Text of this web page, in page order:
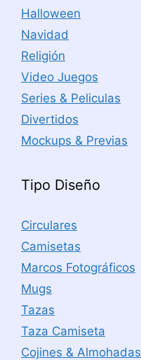
Halloween
Navidad
Religión
Video Juegos
Series & Peliculas
Divertidos
Mockups & Previas
Tipo Diseño
Circulares
Camisetas
Marcos Fotográficos
Mugs
Tazas
Taza Camiseta
Cojines & Almohadas